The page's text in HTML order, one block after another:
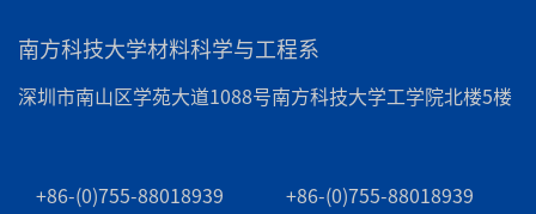
南方科技大学材料科学与工程系
深圳市南山区学苑大道1088号南方科技大学工学院北楼5楼
+86-(0)755-88018939 +86-(0)755-88018939